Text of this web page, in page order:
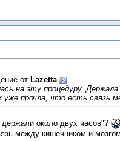
от Lazetta
на эту процедуру. Держала
прочла, что есть связь
около двух часов"?
между кишечником и